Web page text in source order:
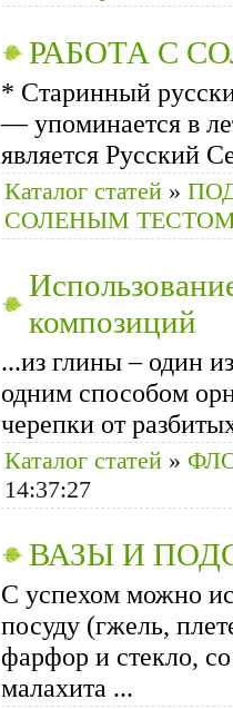
РАБОТА С
* Старинный
— упоминается в
является Русский
Каталог статей »
СОЛЕНЫМ
композиций
...из глины – один
одним способом
черепки от
Каталог статей »
14:37:27
ВАЗЫ И
С успехом можно
посуду (гжель,
фарфор и стекло,
малахита ...